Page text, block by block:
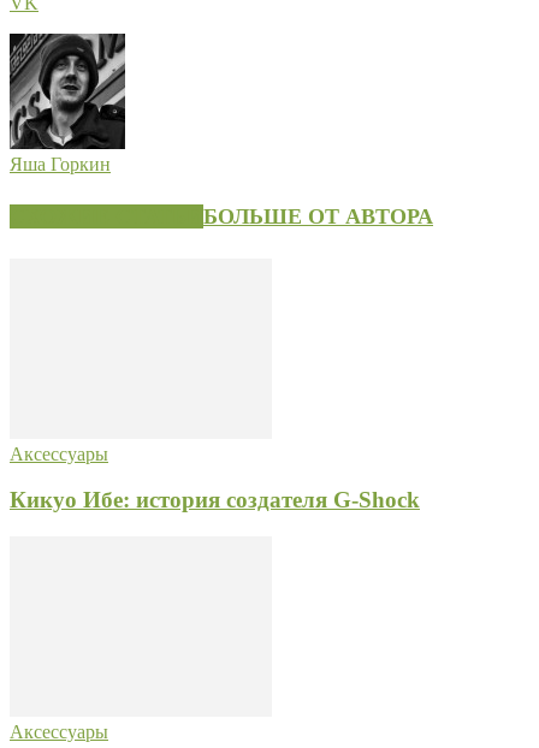
Яша Горкин
БОЛЬШЕ ОТ АВТОРА
Аксессуары
Кикуо Ибе: история создателя G-Shock
Аксессуары